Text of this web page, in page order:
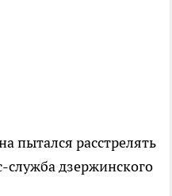
пытался расстрелять
служба дзержинского